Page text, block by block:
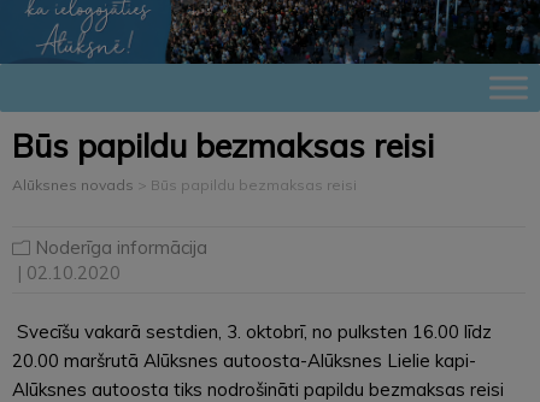
Būs papildu bezmaksas reisi
Alūksnes novads > Būs papildu bezmaksas reisi
Noderīga informācija
| 02.10.2020
Svecīšu vakarā sestdien, 3. oktobrī, no pulksten 16.00 līdz
20.00 maršrutā Alūksnes autoosta-Alūksnes Lielie kapi-
Alūksnes autoosta tiks nodrošināti papildu bezmaksas reisi